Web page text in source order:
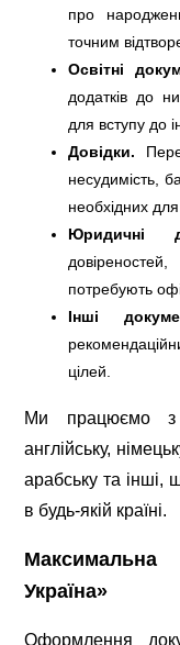
про
точним
Освітні
додатків до
для вступу до
Довідки.
несудимість,
необхідних
Юридичні
потребують
Інші
цілей.
Ми працюємо з
англійську,
арабську та інші,
в будь-якій країні.
Максимальна
Україна»
Оформлення